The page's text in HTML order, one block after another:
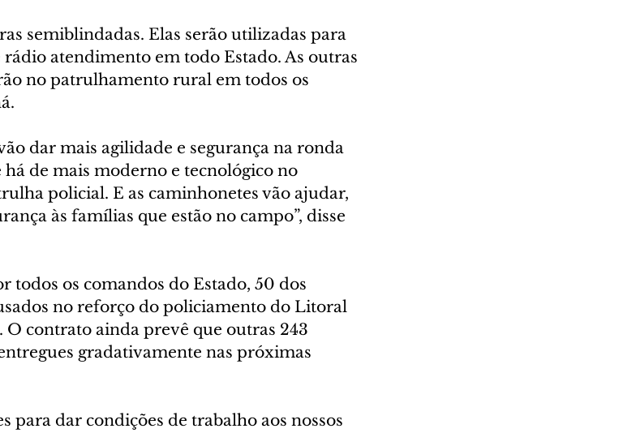
semiblindadas. Elas serão utilizadas para
atendimento em todo Estado. As outras
no patrulhamento rural em todos os
dar mais agilidade e segurança na ronda
de mais moderno e tecnológico no
policial. E as caminhonetes vão ajudar,
às famílias que estão no campo”, disse
todos os comandos do Estado, 50 dos
no reforço do policiamento do Litoral
contrato ainda prevê que outras 243
gradativamente nas próximas
para dar condições de trabalho aos nossos